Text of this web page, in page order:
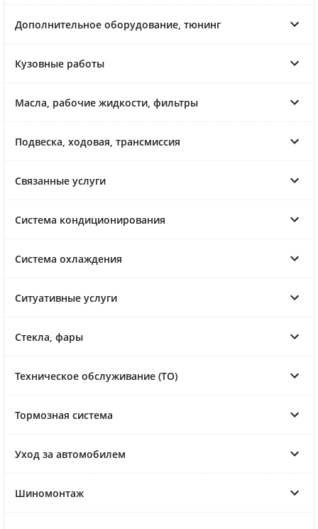
Дополнительное оборудование, тюнинг
Кузовные работы
Масла, рабочие жидкости, фильтры
Подвеска, ходовая, трансмиссия
Связанные услуги
Система кондиционирования
Система охлаждения
Ситуативные услуги
Стекла, фары
Техническое обслуживание (ТО)
Тормозная система
Уход за автомобилем
Шиномонтаж